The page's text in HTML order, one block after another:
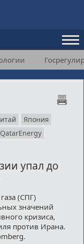
Япония
QatarEnergy
упал до
(СПГ)
значений
кризиса,
против Ирана.